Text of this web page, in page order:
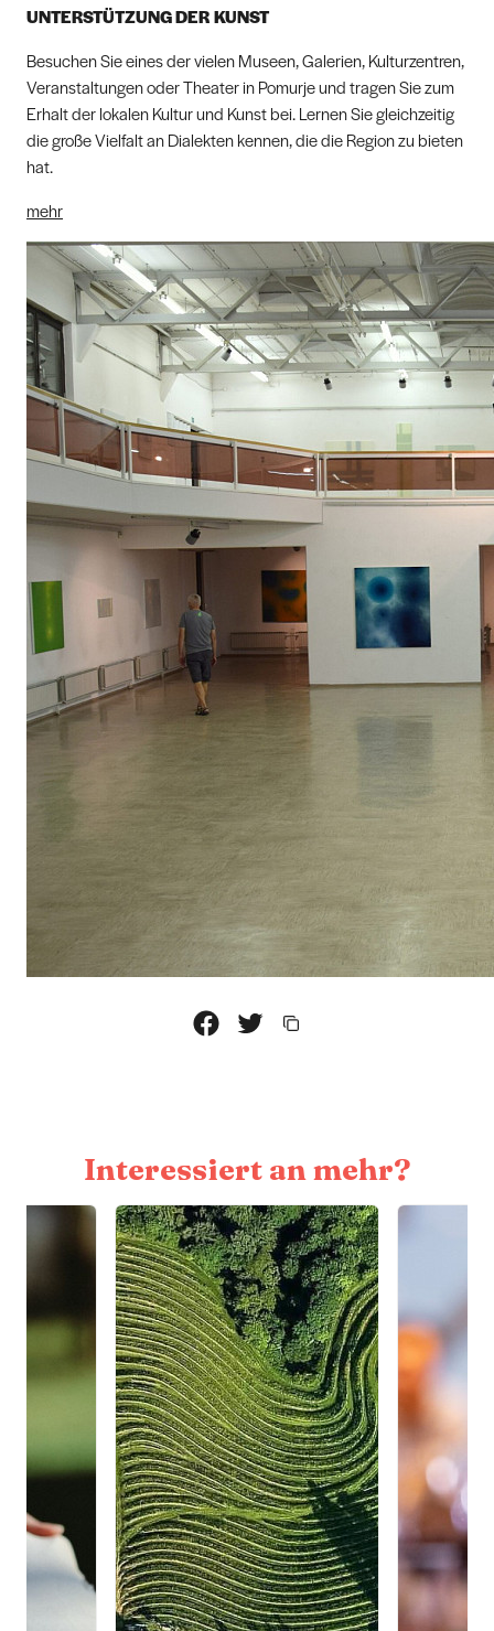
UNTERSTÜTZUNG DER KUNST
Besuchen Sie eines der vielen Museen, Galerien, Kulturzentren,
Veranstaltungen oder Theater in Pomurje und tragen Sie zum
Erhalt der lokalen Kultur und Kunst bei. Lernen Sie gleichzeitig
die große Vielfalt an Dialekten kennen, die die Region zu bieten
hat.
mehr
Interessiert an mehr?